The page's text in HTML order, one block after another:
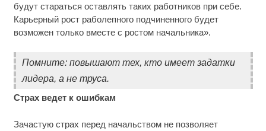
будут стараться оставлять таких работников при себе.
Карьерный рост раболепного подчиненного будет
возможен только вместе с ростом начальника».
Помните: повышают тех, кто имеет задатки
лидера, а не труса.
Страх ведет к ошибкам
Зачастую страх перед начальством не позволяет